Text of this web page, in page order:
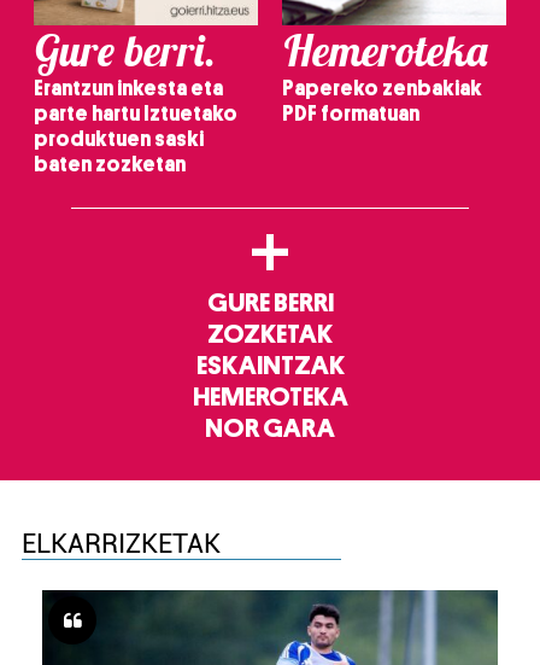
Gure berri.
Erantzun inkesta eta
parte hartu Iztuetako
produktuen saski
baten zozketan
Hemeroteka
Papereko zenbakiak
PDF formatuan
+
GURE BERRI
ZOZKETAK
ESKAINTZAK
HEMEROTEKA
NOR GARA
ELKARRIZKETAK